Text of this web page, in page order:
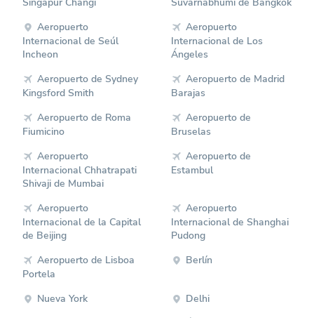
Aeropuerto
Internacional de Seúl
Incheon
Aeropuerto
Internacional de Los
Ángeles
Aeropuerto de Sydney
Kingsford Smith
Aeropuerto de Madrid
Barajas
Aeropuerto de Roma
Fiumicino
Aeropuerto de
Bruselas
Aeropuerto
Internacional Chhatrapati
Shivaji de Mumbai
Aeropuerto de
Estambul
Aeropuerto
Internacional de la Capital
de Beijing
Aeropuerto
Internacional de Shanghai
Pudong
Aeropuerto de Lisboa
Portela
Berlín
Nueva York
Delhi